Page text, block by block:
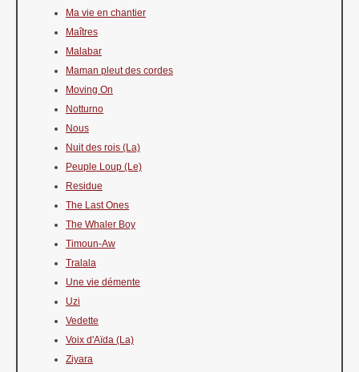
Ma vie en chantier
Maîtres
Malabar
Maman pleut des cordes
Moving On
Notturno
Nous
Nuit des rois (La)
Peuple Loup (Le)
Residue
The Last Ones
The Whaler Boy
Timoun-Aw
Tralala
Une vie démente
Uzi
Vedette
Voix d'Aïda (La)
Ziyara